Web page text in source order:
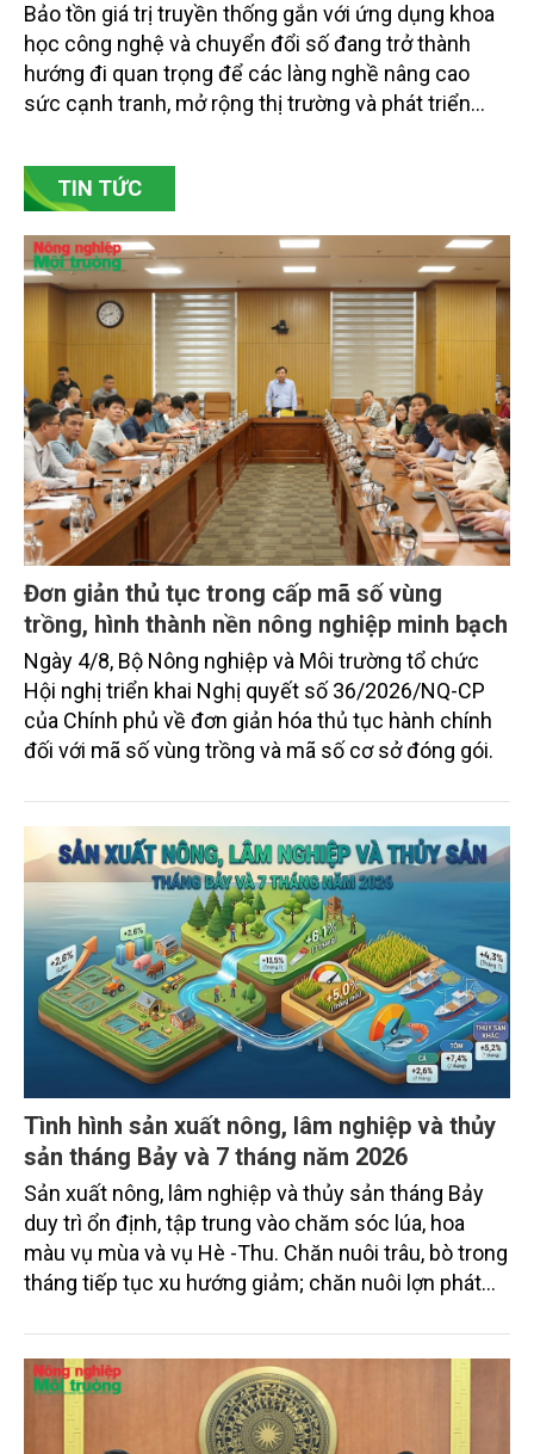
Bảo tồn giá trị truyền thống gắn với ứng dụng khoa
học công nghệ và chuyển đổi số đang trở thành
hướng đi quan trọng để các làng nghề nâng cao
sức cạnh tranh, mở rộng thị trường và phát triển
Bắc Ninh, nhiều nghệ nhân và cơ sở sản xuất đã
chủ động đổi mới tư duy, đầu tư công nghệ, xây
TIN TỨC
Đơn giản thủ tục trong cấp mã số vùng
trồng, hình thành nền nông nghiệp minh bạch
Ngày 4/8, Bộ Nông nghiệp và Môi trường tổ chức
Hội nghị triển khai Nghị quyết số 36/2026/NQ-CP
của Chính phủ về đơn giản hóa thủ tục hành chính
đối với mã số vùng trồng và mã số cơ sở đóng gói.
Tình hình sản xuất nông, lâm nghiệp và thủy
sản tháng Bảy và 7 tháng năm 2026
Sản xuất nông, lâm nghiệp và thủy sản tháng Bảy
duy trì ổn định, tập trung vào chăm sóc lúa, hoa
màu vụ mùa và vụ Hè -Thu. Chăn nuôi trâu, bò trong
tháng tiếp tục xu hướng giảm; chăn nuôi lợn phát
trưởng khá. Diện tích rừng trồng mới và sản lượng
thủy sản đều tăng nhẹ.